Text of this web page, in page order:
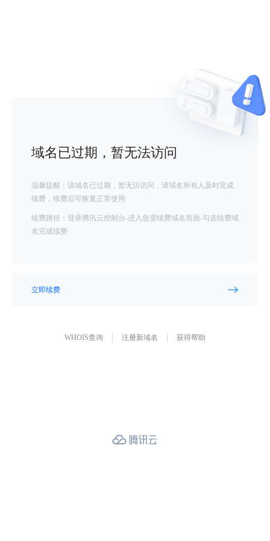
域名已过期，暂无法访问
温馨提醒：该域名已过期，暂无法访问，请域名所有人及时完成
续费，续费后可恢复正常使用
续费路径：登录腾讯云控制台-进入急需续费域名页面-勾选续费域
名完成续费
立即续费
WHOIS查询 注册新域名 获得帮助